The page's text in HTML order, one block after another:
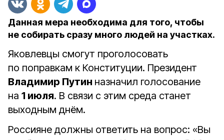
Данная мера необходима для того, чтобы
не собирать сразу много людей на участках.
Яковлевцы смогут проголосовать
по поправкам к Конституции. Президент
Владимир Путин назначил голосование
на 1 июля. В связи с этим среда станет
выходным днём.
Россияне должны ответить на вопрос: «Вы